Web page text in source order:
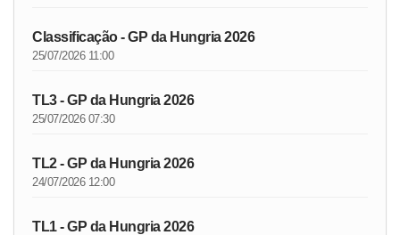
Classificação - GP da Hungria 2026
25/07/2026 11:00
TL3 - GP da Hungria 2026
25/07/2026 07:30
TL2 - GP da Hungria 2026
24/07/2026 12:00
TL1 - GP da Hungria 2026